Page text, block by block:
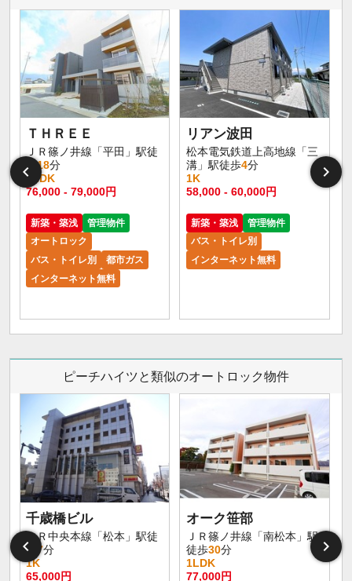
ＴＨＲＥＥ
ＪＲ篠ノ井線「平田」駅徒
歩18分
1LDK
76,000 - 79,000円
新築・築浅
管理物件
オートロック
バス・トイレ別
都市ガス
インターネット無料
リアン波田
松本電気鉄道上高地線「三
溝」駅徒歩4分
1K
58,000 - 60,000円
新築・築浅
管理物件
バス・トイレ別
インターネット無料
ピーチハイツと類似のオートロック物件
千歳橋ビル
ＪＲ中央本線「松本」駅徒
歩
7分
1K
65,000円
オーク笹部
ＪＲ篠ノ井線「南松本」駅
徒歩30分
1LDK
77,000円